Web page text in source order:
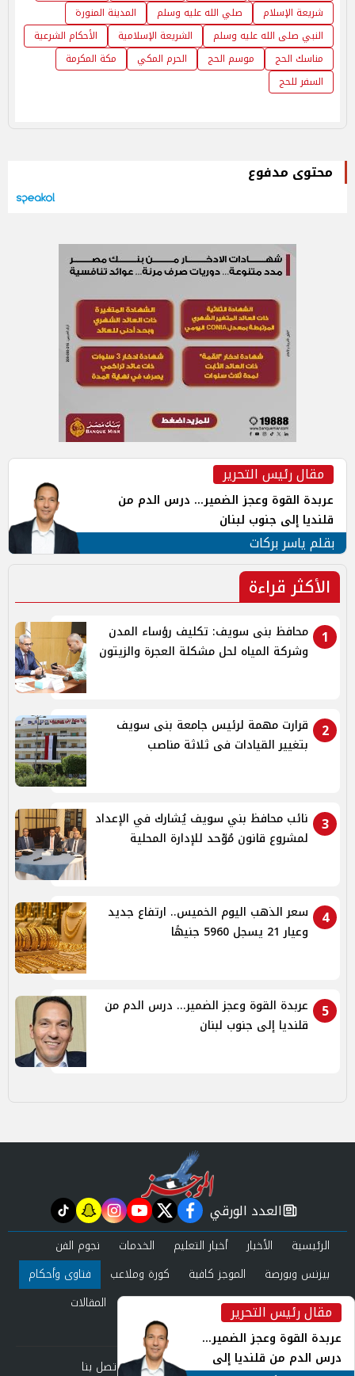
شريعة الإسلام
صلي الله عليه وسلم
المدينة المنورة
النبي صلى الله عليه وسلم
الشريعة الإسلامية
الأحكام الشرعية
مناسك الحج
موسم الحج الحرم المكي
مكة المكرمة
السفر للحج
محتوى مدفوع
مقال رئيس التحرير
عربدة القوة وعجز الضمير... درس الدم من
قلنديا إلى جنوب لبنان
بقلم ياسر بركات
الأكثر قراءة
1
محافظ بنى سويف: تكليف رؤساء المدن
وشركة المياه لحل مشكلة العجرة والزيتون
2
قرارت مهمة لرئيس جامعة بنى سويف
بتغيير القيادات فى ثلاثة مناصب
3
نائب محافظ بني سويف يُشارك في الإعداد
لمشروع قانون مُوّحد للإدارة المحلية
4
سعر الذهب اليوم الخميس.. ارتفاع جديد
وعيار 21 يسجل 5960 جنيهًا
5
عربدة القوة وعجز الضمير... درس الدم من
قلنديا إلى جنوب لبنان
مقال رئيس التحرير
عربدة القوة وعجز الضمير...
درس الدم من قلنديا إلى
newspaper
العدد الورقي facebook
twitter
youtube
instagram
snapchat
tiktok
الرئيسية الأخبار أخبار التعليم الخدمات
نجوم الفن
بيزنس وبورصة
الموجز كافية كورة وملاعب
فتاوى وأحكام
صحة وجمال
عرب وعالم حوادث ومحاكم
المقالات
العدد الورقي
من نحن
سياسة الخصوصية اتصل بنا